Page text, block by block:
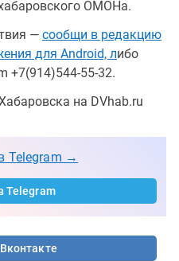
ОМОНа.
— сообщи в редакцию
для Android, либо
+7(914)544-55-32.
на DVhab.ru
Telegram →
Telegram